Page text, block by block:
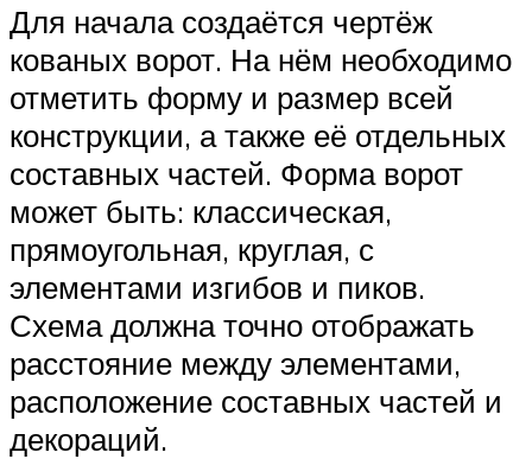
Для начала создаётся чертёж
кованых ворот. На нём необходимо
отметить форму и размер всей
конструкции, а также её отдельных
составных частей. Форма ворот
может быть: классическая,
прямоугольная, круглая, с
элементами изгибов и пиков.
Схема должна точно отображать
расстояние между элементами,
расположение составных частей и
декораций.